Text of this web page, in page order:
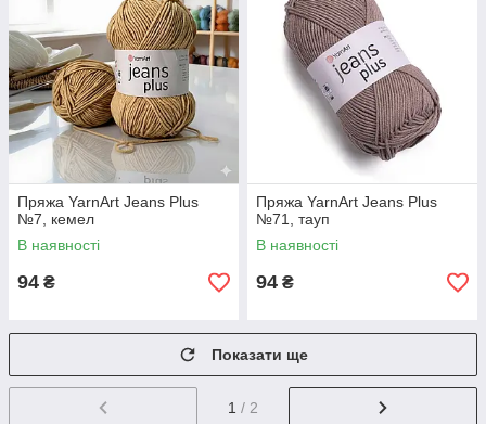
Пряжа YarnArt Jeans Plus
№7, кемел
В наявності
94 ₴
Пряжа YarnArt Jeans Plus
№71, тауп
В наявності
94 ₴
Показати ще
1 / 2